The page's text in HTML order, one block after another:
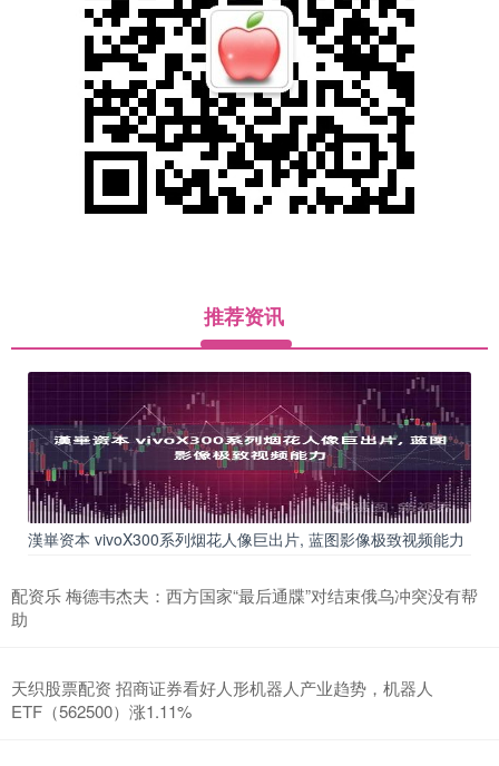
推荐资讯
漢崋资本 vivoX300系列烟花人像巨出片, 蓝图影像极致视频能力
配资乐 梅德韦杰夫：西方国家“最后通牒”对结束俄乌冲突没有帮
助
天织股票配资 招商证券看好人形机器人产业趋势，机器人
ETF（562500）涨1.11%